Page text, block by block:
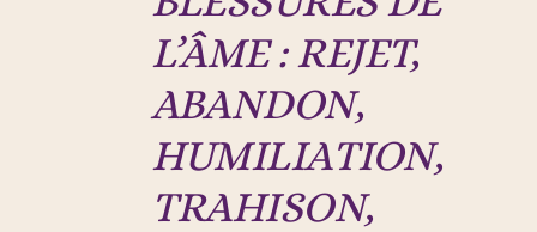
L’ÂME : REJET,
ABANDON,
HUMILIATION,
TRAHISON,